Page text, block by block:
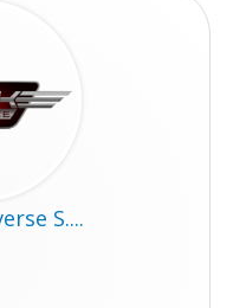
S....